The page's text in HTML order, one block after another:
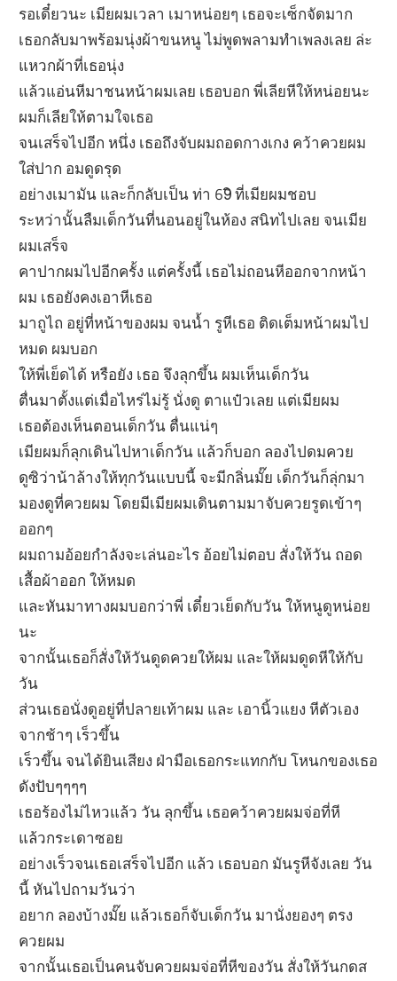
รอเดี๋ยวนะ เมียผมเวลา เมาหน่อยๆ เธอจะเซ็กจัดมาก
เธอกลับมาพร้อมนุ่งผ้าขนหนู ไม่พูดพลามทำเพลงเลย ล่ะ
แหวกผ้าที่เธอนุ่ง
แล้วแอ่นหีมาชนหน้าผมเลย เธอบอก พี่เลียหีให้หน่อยนะ
ผมก็เลียให้ตามใจเธอ
จนเสร็จไปอีก หนึ่ง เธอถึงจับผมถอดกางเกง คว้าควยผม
ใส่ปาก อมดูดรุด
อย่างเมามัน และก็กลับเป็น ท่า 69ิ ที่เมียผมชอบ
ระหว่านั้นลืมเด็กวันที่นอนอยู่ในห้อง สนิทไปเลย จนเมีย
ผมเสร็จ
คาปากผมไปอีกครั้ง แต่ครั้งนี้ เธอไม่ถอนหีออกจากหน้า
ผม เธอยังคงเอาหีเธอ
มาถูไถ อยู่ที่หน้าของผม จนน้ำ รูหีเธอ ติดเต็มหน้าผมไป
หมด ผมบอก
ให้พี่เย็ดได้ หรือยัง เธอ จึงลุกขึ้น ผมเห็นเด็กวัน
ตื่นมาตั้งแต่เมื่อไหร่ไม่รู้ นั่งดู ตาแป๋วเลย แต่เมียผม
เธอต้องเห็นตอนเด็กวัน ตื่นแน่ๆ
เมียผมก็ลุกเดินไปหาเด็กวัน แล้วก็บอก ลองไปดมควย
ดูซิว่าน้าล้างให้ทุกวันแบบนี้ จะมีกลิ่นมั๊ย เด็กวันก็ลุ่กมา
มองดูที่ควยผม โดยมีเมียผมเดินตามมาจับควยรูดเข้าๆ
ออกๆ
ผมถามอ้อยกำลังจะเล่นอะไร อ้อยไม่ตอบ สั่งให้วัน ถอด
เสื้อผ้าออก ให้หมด
และหันมาทางผมบอกว่าพี่ เดี๋ยวเย็ดกับวัน ให้หนูดูหน่อย
นะ
จากนั้นเธอก็สั่งให้วันดูดควยให้ผม และให้ผมดูดหีให้กับ
วัน
ส่วนเธอนั่งดูอยู่ที่ปลายเท้าผม และ เอานิ้วแยง หีตัวเอง
จากช้าๆ เร็วขึ้น
เร็วขึ้น จนได้ยินเสียง ฝ่ามือเธอกระแทกกับ โหนกของเธอ
ดังปับๆๆๆๆ
เธอร้องไม่ไหวแล้ว วัน ลุกขึ้น เธอคว้าควยผมจ่อที่หี
แล้วกระเดาซอย
อย่างเร็วจนเธอเสร็จไปอีก แล้ว เธอบอก มันรูหีจังเลย วัน
นี้ หันไปถามวันว่า
อยาก ลองบ้างมั๊ย แล้วเธอก็จับเด็กวัน มานั่งยองๆ ตรง
ควยผม
จากนั้นเธอเป็นคนจับควยผมจ่อที่หีของวัน สั่งให้วันกดส